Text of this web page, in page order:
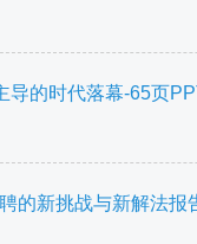
导的时代落幕-65页
的新挑战与新解法报